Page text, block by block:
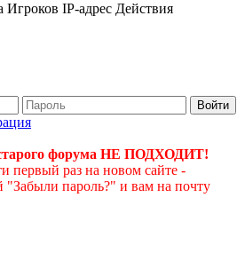
Игроков IP-адрес Действия
Войти
форума НЕ ПОДХОДИТ!
первый раз на новом сайте -
"Забыли пароль?" и вам на почту